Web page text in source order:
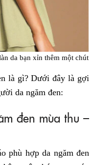
da bạn xỉn thêm một chút
là gì? Dưới đây là gợi
da ngăm đen:
đen mùa thu –
phù hợp da ngăm đen